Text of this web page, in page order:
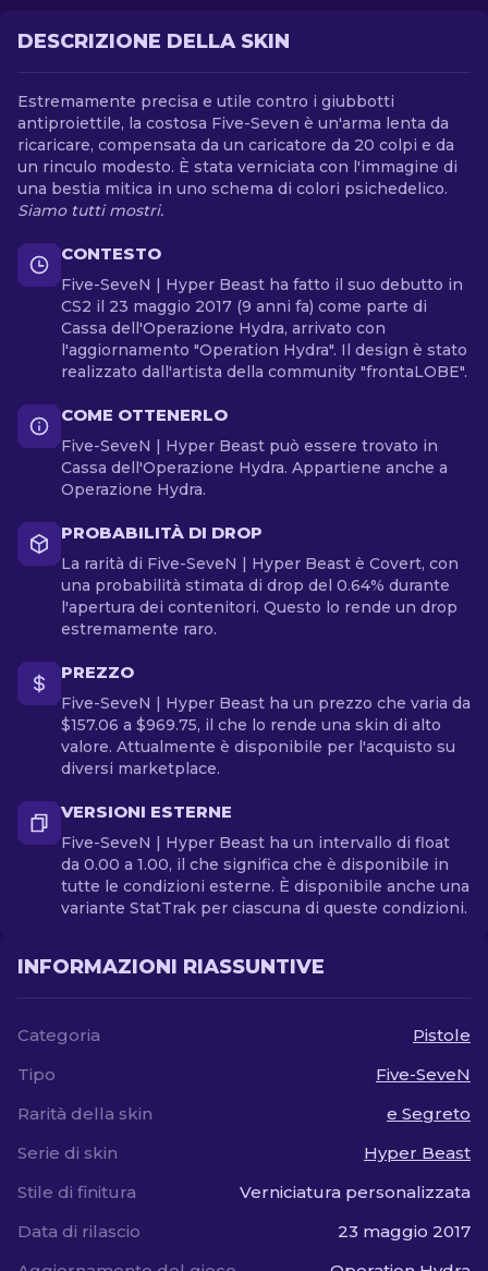
DESCRIZIONE DELLA SKIN
Estremamente precisa e utile contro i giubbotti
antiproiettile, la costosa Five-Seven è un'arma lenta da
ricaricare, compensata da un caricatore da 20 colpi e da
un rinculo modesto. È stata verniciata con l'immagine di
una bestia mitica in uno schema di colori psichedelico.
Siamo tutti mostri.
CONTESTO
Five-SeveN | Hyper Beast ha fatto il suo debutto in
CS2 il 23 maggio 2017 (9 anni fa) come parte di
Cassa dell'Operazione Hydra, arrivato con
l'aggiornamento "Operation Hydra". Il design è stato
realizzato dall'artista della community "frontaLOBE".
COME OTTENERLO
Five-SeveN | Hyper Beast può essere trovato in
Cassa dell'Operazione Hydra. Appartiene anche a
Operazione Hydra.
PROBABILITÀ DI DROP
La rarità di Five-SeveN | Hyper Beast è Covert, con
una probabilità stimata di drop del 0.64% durante
l'apertura dei contenitori. Questo lo rende un drop
estremamente raro.
PREZZO
Five-SeveN | Hyper Beast ha un prezzo che varia da
$157.06 a $969.75, il che lo rende una skin di alto
valore. Attualmente è disponibile per l'acquisto su
diversi marketplace.
VERSIONI ESTERNE
Five-SeveN | Hyper Beast ha un intervallo di float
da 0.00 a 1.00, il che significa che è disponibile in
tutte le condizioni esterne. È disponibile anche una
variante StatTrak per ciascuna di queste condizioni.
INFORMAZIONI RIASSUNTIVE
Categoria
Pistole
Tipo
Five-SeveN
Rarità della skin
e Segreto
Serie di skin
Hyper Beast
Stile di finitura
Verniciatura personalizzata
Data di rilascio
23 maggio 2017